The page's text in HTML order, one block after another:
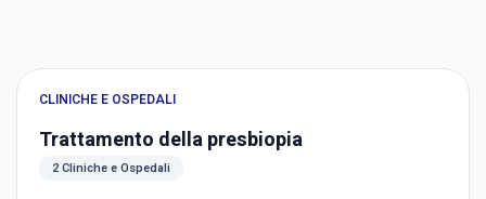
CLINICHE E OSPEDALI
Trattamento della presbiopia
2 Cliniche e Ospedali